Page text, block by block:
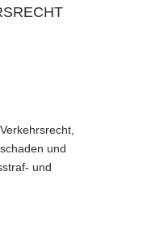
und
und